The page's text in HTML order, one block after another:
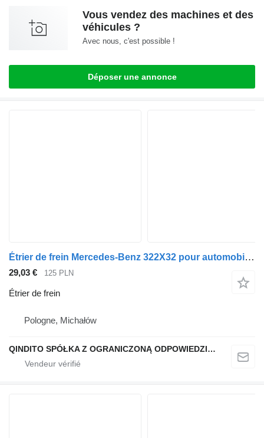
Vous vendez des machines et des
véhicules ?
Avec nous, c'est possible !
Déposer une annonce
Étrier de frein Mercedes-Benz 322X32 pour automobile Mercedes-Benz W212
29,03 € 125 PLN
Étrier de frein
Pologne, Michałów
QINDITO SPÓŁKA Z OGRANICZONĄ ODPOWIEDZIALNOŚCIĄ